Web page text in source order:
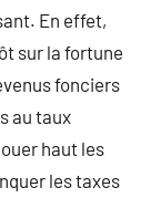
En effet,
sur la fortune
fonciers
au taux
haut les
les taxes